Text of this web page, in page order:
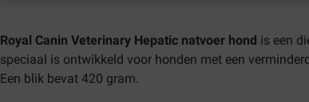
Royal Canin Veterinary Hepatic natvoer hond is een
speciaal is ontwikkeld voor honden met een
Een blik bevat 420 gram.